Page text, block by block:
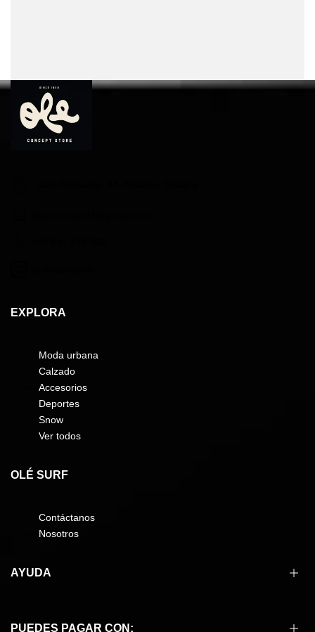
EXPLORA
Moda urbana
Calzado
Accesorios
Deportes
Snow
Ver todos
OLÉ SURF
Contáctanos
Nosotros
AYUDA
Cómo comprar
PUEDES PAGAR CON: